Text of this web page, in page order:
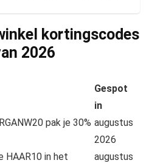
kortingscodes
2026
Gespot
in
pak je 30% augustus
2026
HAAR10 in het
augustus